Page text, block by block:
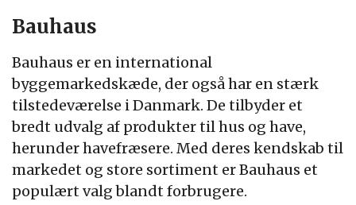
Bauhaus
Bauhaus er en international
byggemarkedskæde, der også har en stærk
tilstedeværelse i Danmark. De tilbyder et
bredt udvalg af produkter til hus og have,
herunder havefræsere. Med deres kendskab til
markedet og store sortiment er Bauhaus et
populært valg blandt forbrugere.